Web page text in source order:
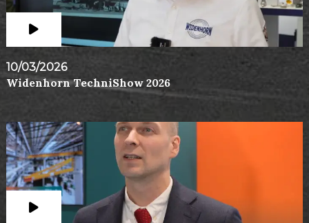
10/03/2026
Widenhorn TechniShow 2026